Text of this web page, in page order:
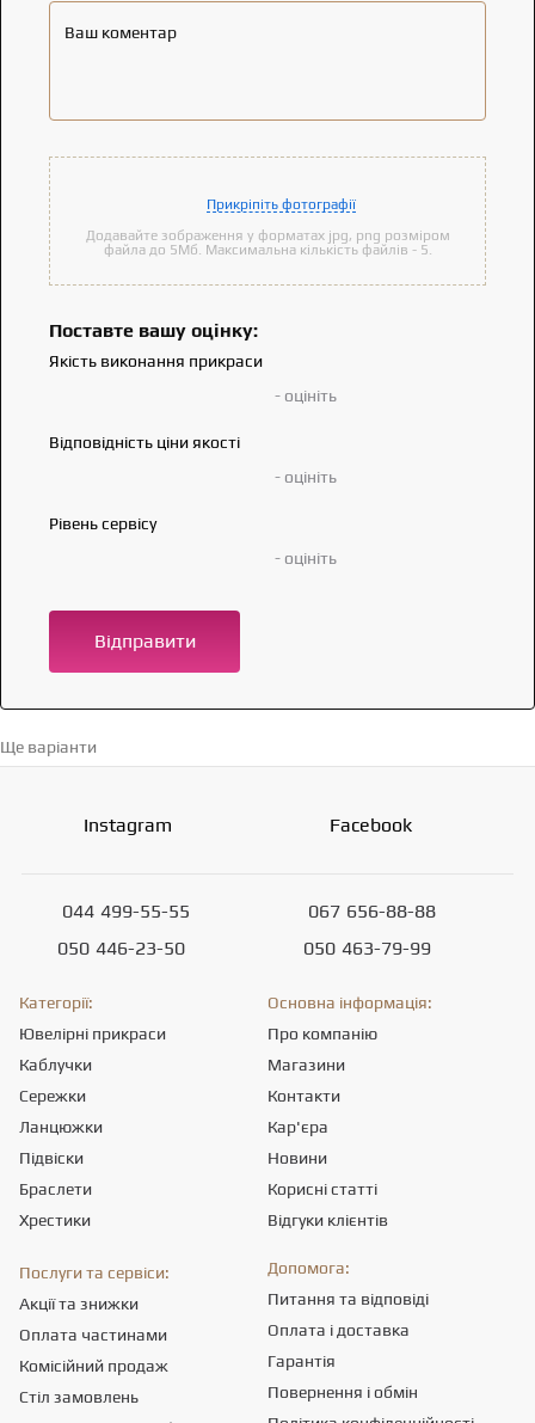
Ваш коментар
Прикріпіть фотографії
Додавайте зображення у форматах jpg, png розміром
файла до 5Мб. Максимальна кількість файлів - 5.
Поставте вашу оцінку:
Якість виконання прикраси
- оцініть
Відповідність ціни якості
- оцініть
Рівень сервісу
- оцініть
Відправити
Ще варіанти
Instagram Facebook
044 499-55-55
050 446-23-50
067 656-88-88
050 463-79-99
Категорії:
Ювелірні прикраси
Каблучки
Сережки
Ланцюжки
Підвіски
Браслети
Хрестики
Основна інформація:
Про компанію
Магазини
Контакти
Кар'єра
Новини
Корисні статті
Відгуки клієнтів
Послуги та сервіси:
Акції та знижки
Оплата частинами
Комісійний продаж
Стіл замовлень
Допомога:
Питання та відповіді
Оплата і доставка
Гарантія
Повернення і обмін